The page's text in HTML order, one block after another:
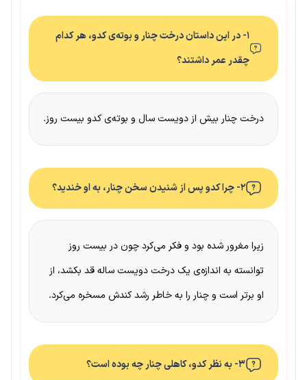
۱- در این داستان درخت چنار و بوته‌ی کدو، هر کدام
چقدر عمر داشتند؟
درخت چنار بیش از دویست سال و بوته‌ی کدو بیست روز.
۲- چرا کدو پس از شنیدن سخن چنار، به او خندید؟
زیرا مغرور شده بود و فکر می‌کرد چون در بیست روز
توانسته به اندازه‌ی یک درخت دویست ساله قد بکشد، از
او برتر است و چنار را به خاطر رشد کندش مسخره می‌کرد.
۳- به نظر کدو، کاهلی چنار چه بوده است؟